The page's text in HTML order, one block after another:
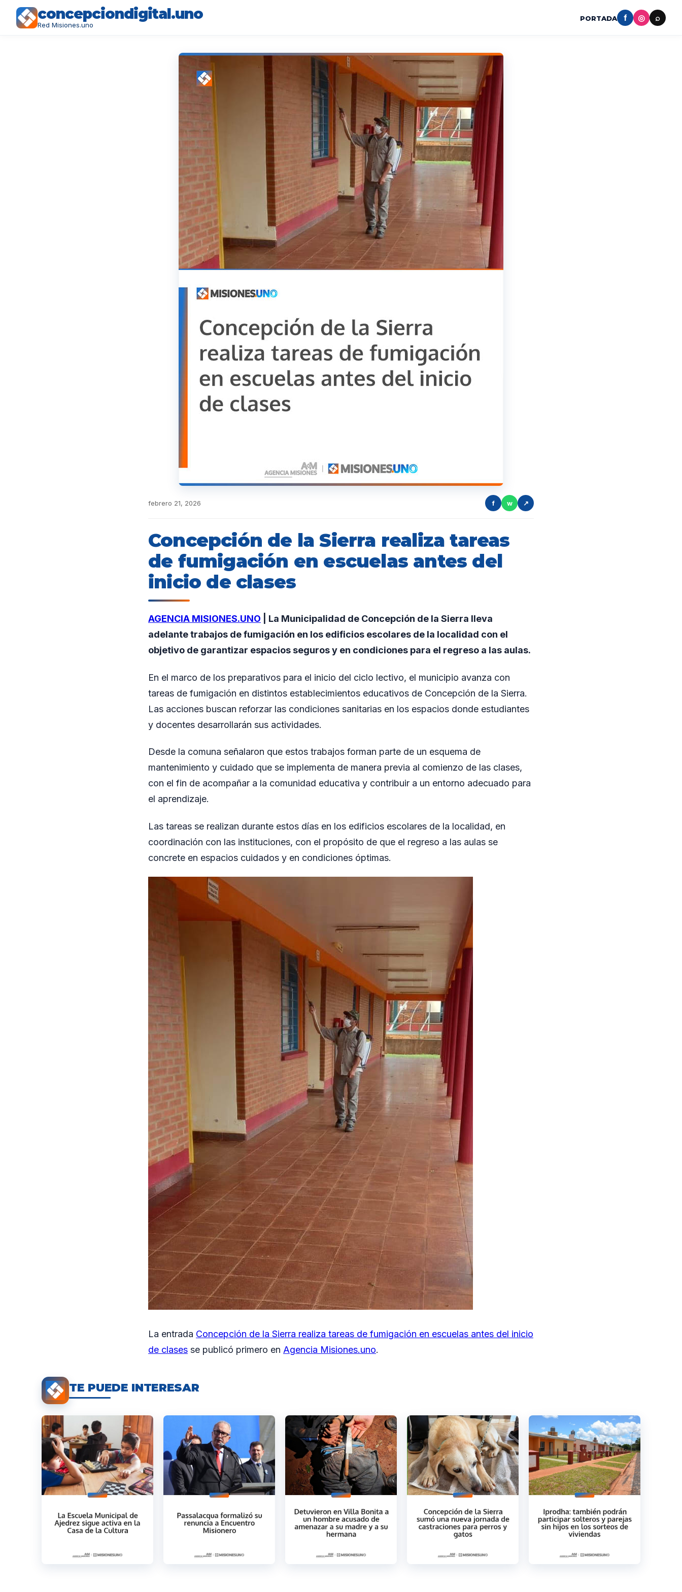
concepciondigital.uno
Red Misiones.uno
PORTADA f ◎ ⌕
febrero 21, 2026 f w ↗
Concepción de la Sierra realiza tareas
de fumigación en escuelas antes del
inicio de clases
AGENCIA MISIONES.UNO | La Municipalidad de Concepción de la Sierra lleva
adelante trabajos de fumigación en los edificios escolares de la localidad con el
objetivo de garantizar espacios seguros y en condiciones para el regreso a las aulas.
En el marco de los preparativos para el inicio del ciclo lectivo, el municipio avanza con
tareas de fumigación en distintos establecimientos educativos de Concepción de la Sierra.
Las acciones buscan reforzar las condiciones sanitarias en los espacios donde estudiantes
y docentes desarrollarán sus actividades.
Desde la comuna señalaron que estos trabajos forman parte de un esquema de
mantenimiento y cuidado que se implementa de manera previa al comienzo de las clases,
con el fin de acompañar a la comunidad educativa y contribuir a un entorno adecuado para
el aprendizaje.
Las tareas se realizan durante estos días en los edificios escolares de la localidad, en
coordinación con las instituciones, con el propósito de que el regreso a las aulas se
concrete en espacios cuidados y en condiciones óptimas.
La entrada Concepción de la Sierra realiza tareas de fumigación en escuelas antes del inicio
de clases se publicó primero en Agencia Misiones.uno.
TE PUEDE INTERESAR